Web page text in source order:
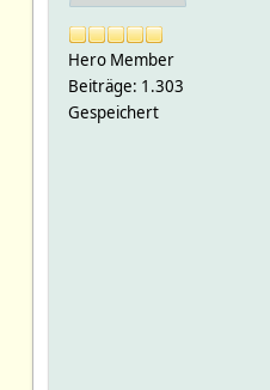
Hero Member
Beiträge: 1.303
Gespeichert